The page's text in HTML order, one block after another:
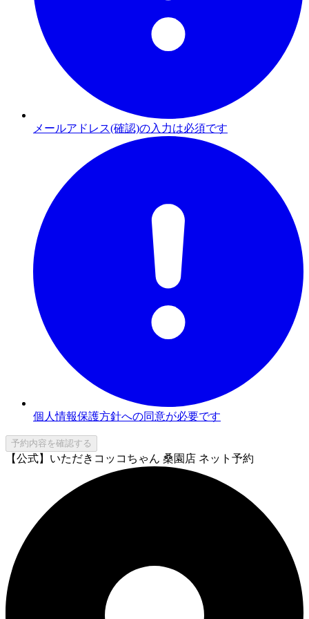
メールアドレス(確認)の入力は必須です
個人情報保護方針への同意が必要です
予約内容を確認する
【公式】いただきコッコちゃん 桑園店 ネット予約